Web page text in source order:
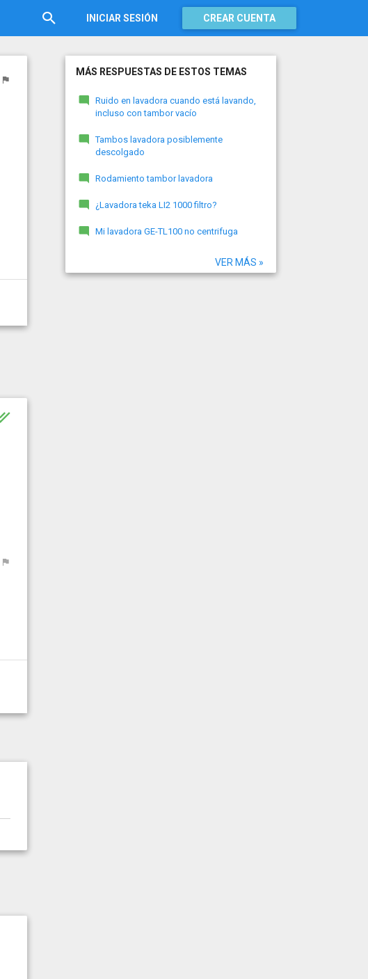
INICIAR SESIÓN CREAR CUENTA
MÁS RESPUESTAS DE ESTOS TEMAS
Ruido en lavadora cuando está lavando,
incluso con tambor vacío
Tambos lavadora posiblemente
descolgado
Rodamiento tambor lavadora
¿Lavadora teka LI2 1000 filtro?
Mi lavadora GE-TL100 no centrifuga
VER MÁS »